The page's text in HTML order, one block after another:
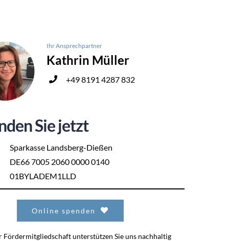
Ihr Ansprechpartner
Kathrin Müller
+49 8191 4287 832
Sie jetzt
Sparkasse Landsberg-Dießen
DE66 7005 2060 0000 0140
01BYLADEM1LLD
Online spenden
Fördermitgliedschaft unterstützen Sie uns nachhaltig